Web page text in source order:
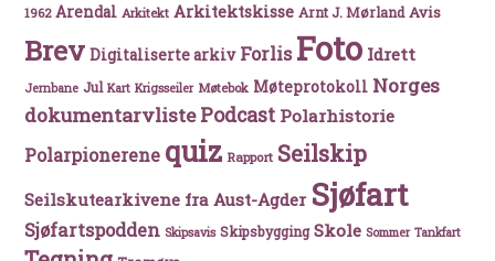
1962 Arendal Arkitekt Arkitektskisse Arnt J. Mørland Avis
Brev Digitaliserte arkiv Forlis Foto Idrett
Jernbane Jul Kart Krigsseiler Møtebok Møteprotokoll Norges
dokumentarvlistePodcast Polarhistorie
Polarpionerene quiz Rapport Seilskip
Seilskutearkivene fra Aust-Agder Sjøfart
Sjøfartspodden Skipsavis Skipsbygging Skole Sommer Tankfart